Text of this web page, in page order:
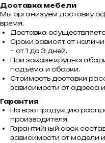
Доставка мебели
Мы организуем доставку
время.
Доставка
Сроки зависят от
– от 1 до 3 дней.
При заказе
подъёма и сборки.
Стоимость доставки
зависимости от адреса
Гарантия
На всю продукцию
производителя.
Гарантийный срок
зависимости от модели